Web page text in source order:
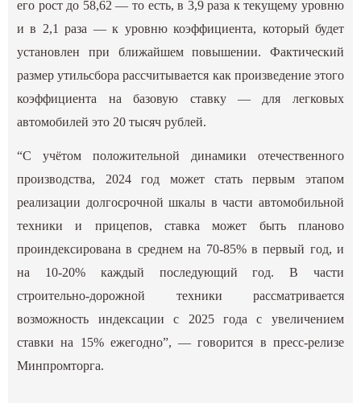
его рост до 58,62 — то есть, в 3,9 раза к текущему уровню
и в 2,1 раза — к уровню коэффициента, который будет
установлен при ближайшем повышении. Фактический
размер утильсбора рассчитывается как произведение этого
коэффициента на базовую ставку — для легковых
автомобилей это 20 тысяч рублей.
“С учётом положительной динамики отечественного
производства, 2024 год может стать первым этапом
реализации долгосрочной шкалы в части автомобильной
техники и прицепов, ставка может быть планово
проиндексирована в среднем на 70-85% в первый год, и
на 10-20% каждый последующий год. В части
строительно-дорожной техники рассматривается
возможность индексации с 2025 года с увеличением
ставки на 15% ежегодно”, — говорится в пресс-релизе
Минпромторга.